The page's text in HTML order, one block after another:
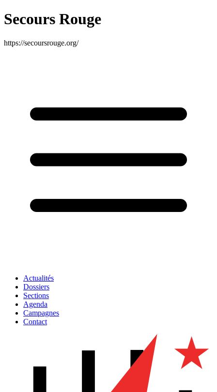
Secours Rouge
https://secoursrouge.org/
Actualités
Dossiers
Sections
Agenda
Campagnes
Contact